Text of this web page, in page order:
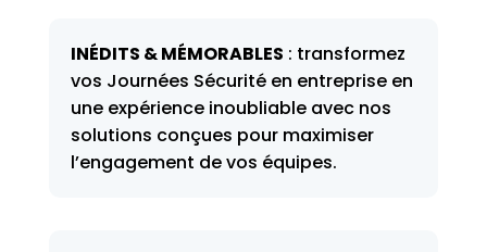
INÉDITS & MÉMORABLES : transformez
vos Journées Sécurité en entreprise en
une expérience inoubliable avec nos
solutions conçues pour maximiser
l’engagement de vos équipes.